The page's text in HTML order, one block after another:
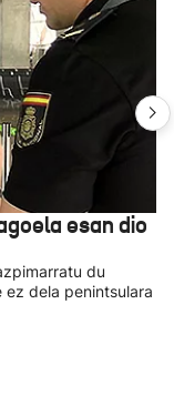
esan dio
du
dela penintsulara